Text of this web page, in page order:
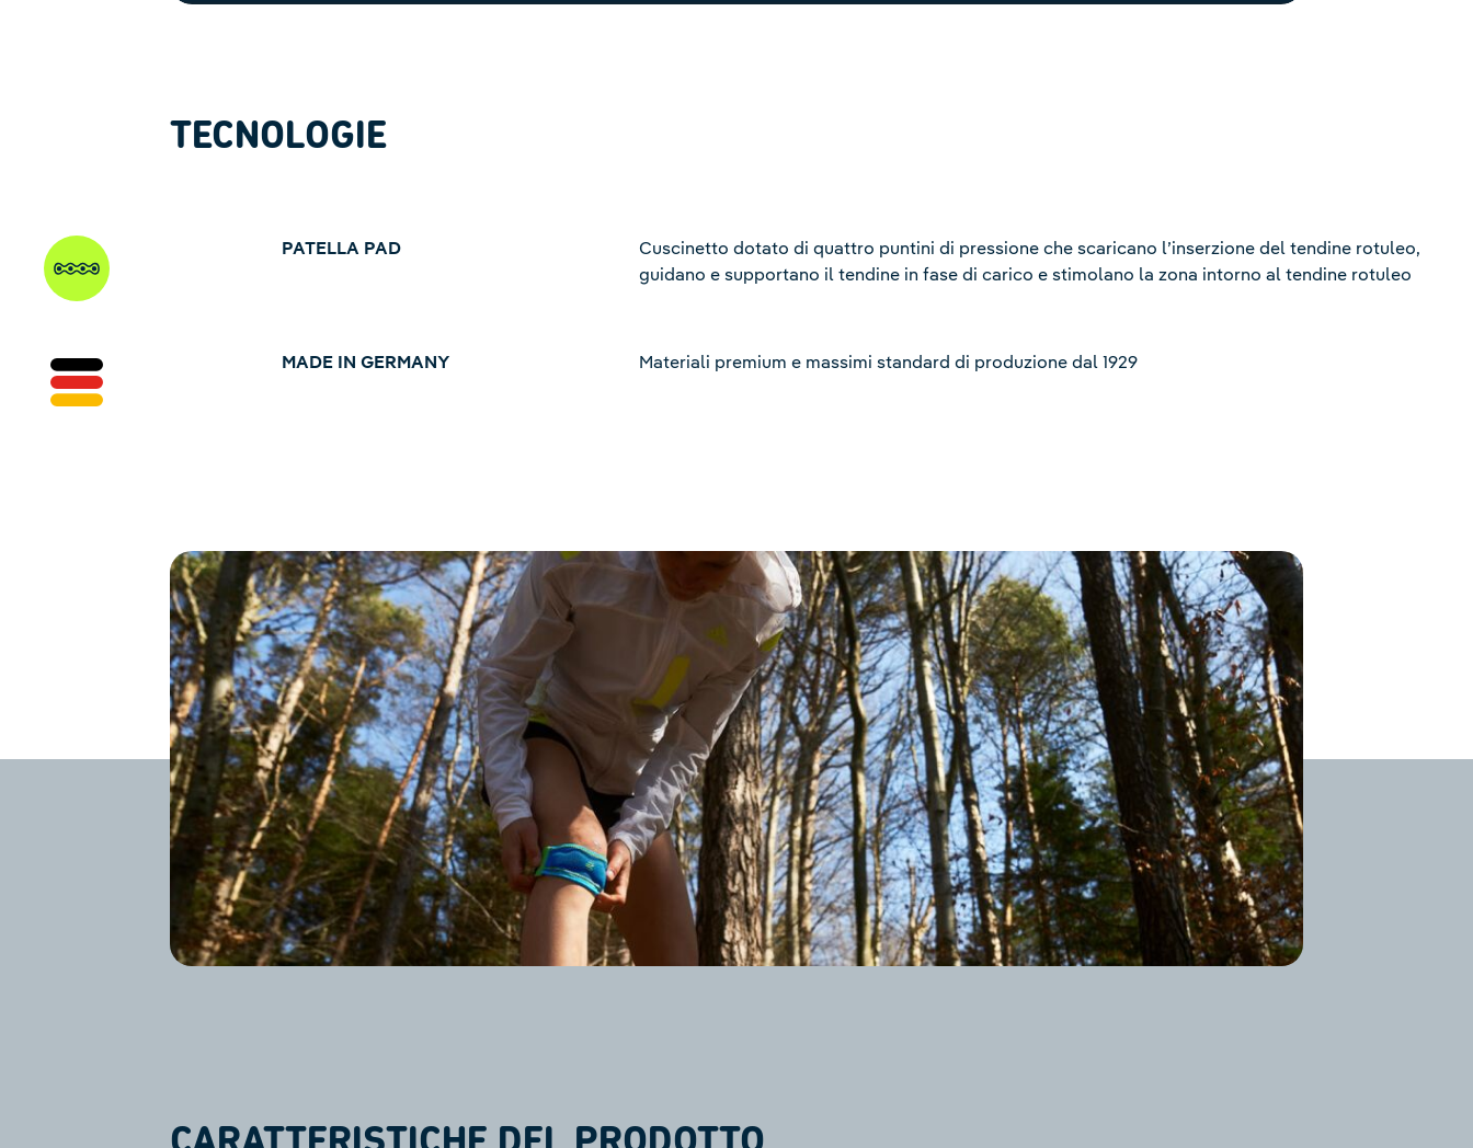
TECNOLOGIE
PATELLA PAD
Cuscinetto dotato di quattro puntini di pressione che scaricano l’inserzione del tendine rotuleo,
guidano e supportano il tendine in fase di carico e stimolano la zona intorno al tendine rotuleo
MADE IN GERMANY Materiali premium e massimi standard di produzione dal 1929